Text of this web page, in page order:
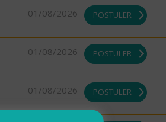
01/08/2026 POSTULER
01/08/2026 POSTULER
01/08/2026 POSTULER